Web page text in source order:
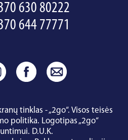
630 80222
644 77771
tinklas - „2go“. Visos teisės
politika. Logotipas „2go“
. D.U.K.